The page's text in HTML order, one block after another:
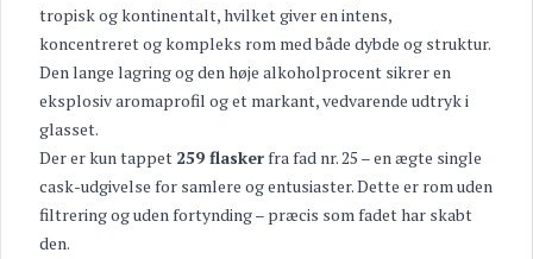
tropisk og kontinentalt, hvilket giver en intens,
koncentreret og kompleks rom med både dybde og struktur.
Den lange lagring og den høje alkoholprocent sikrer en
eksplosiv aromaprofil og et markant, vedvarende udtryk i
glasset.
Der er kun tappet 259 flaskerfra fad nr. 25 – en ægte single
cask-udgivelse for samlere og entusiaster. Dette er rom uden
filtrering og uden fortynding – præcis som fadet har skabt
den.